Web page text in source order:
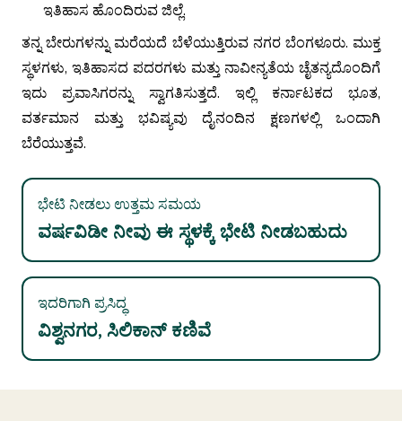
ಇತಿಹಾಸ ಹೊಂದಿರುವ ಜಿಲ್ಲೆ.
ತನ್ನ ಬೇರುಗಳನ್ನು ಮರೆಯದೆ ಬೆಳೆಯುತ್ತಿರುವ ನಗರ ಬೆಂಗಳೂರು. ಮುಕ್ತ
ಸ್ಥಳಗಳು, ಇತಿಹಾಸದ ಪದರಗಳು ಮತ್ತು ನಾವೀನ್ಯತೆಯ ಚೈತನ್ಯದೊಂದಿಗೆ
ಇದು ಪ್ರವಾಸಿಗರನ್ನು ಸ್ವಾಗತಿಸುತ್ತದೆ. ಇಲ್ಲಿ ಕರ್ನಾಟಕದ ಭೂತ,
ವರ್ತಮಾನ ಮತ್ತು ಭವಿಷ್ಯವು ದೈನಂದಿನ ಕ್ಷಣಗಳಲ್ಲಿ ಒಂದಾಗಿ
ಬೆರೆಯುತ್ತವೆ.
ಭೇಟಿ ನೀಡಲು ಉತ್ತಮ ಸಮಯ
ವರ್ಷವಿಡೀ ನೀವು ಈ ಸ್ಥಳಕ್ಕೆ ಭೇಟಿ ನೀಡಬಹುದು
ಇದರಿಗಾಗಿ ಪ್ರಸಿದ್ಧ
ವಿಶ್ವನಗರ, ಸಿಲಿಕಾನ್ ಕಣಿವೆ